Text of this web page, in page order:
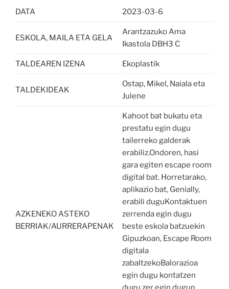
DATA 2023-03-6
ESKOLA, MAILA ETA GELA
Arantzazuko Ama
Ikastola DBH3 C
TALDEAREN IZENA Ekoplastik
TALDEKIDEAK
Ostap, Mikel, Naiala eta
Julene
AZKENEKO ASTEKO
BERRIAK/AURRERAPENAK
Kahoot bat bukatu eta
prestatu egin dugu
tailerreko galderak
erabiliz.Ondoren, hasi
gara egiten escape room
digital bat. Horretarako,
aplikazio bat, Genially,
erabili duguKontaktuen
zerrenda egin dugu
beste eskola batzuekin
Gipuzkoan, Escape Room
digitala
zabaltzekoBalorazioa
egin dugu kontatzen